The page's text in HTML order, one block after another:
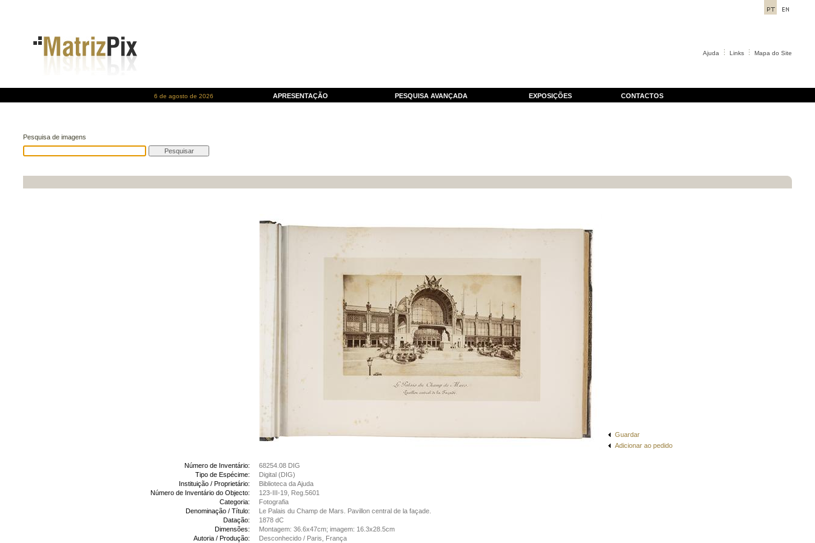
Ajuda Links Mapa do Site
6 de agosto de 2026 APRESENTAÇÃO PESQUISA AVANÇADA EXPOSIÇÕES CONTACTOS
Pesquisa de imagens
Guardar
Adicionar ao pedido
Número de Inventário:
68254.08 DIG
Tipo de Espécime:
Digital (DIG)
Instituição / Proprietário:
Biblioteca da Ajuda
Número de Inventário do Objecto:
123-III-19, Reg.5601
Categoria:
Fotografia
Denominação / Título:
Le Palais du Champ de Mars. Pavillon central de la façade.
Datação:
1878 dC
Dimensões:
Montagem: 36.6x47cm; imagem: 16.3x28.5cm
Autoria / Produção:
Desconhecido / Paris, França